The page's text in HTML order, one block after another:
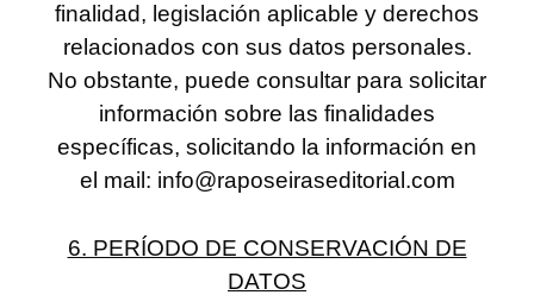
finalidad, legislación aplicable y derechos
relacionados con sus datos personales.
No obstante, puede consultar para solicitar
información sobre las finalidades
específicas, solicitando la información en
el mail: info@raposeiraseditorial.com
6. PERÍODO DE CONSERVACIÓN DE
DATOS